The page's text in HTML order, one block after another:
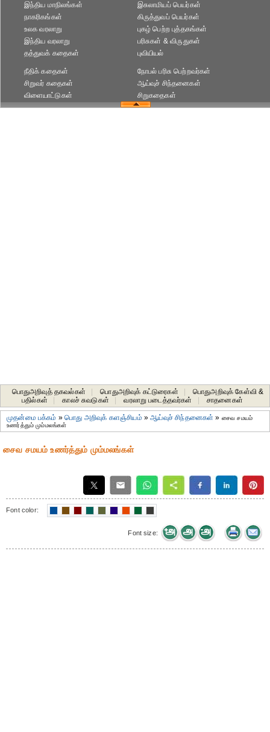
இந்திய மாநிலங்கள்
நாகரிகங்கள்
இசுலாமியப் பெயர்கள்
கிருத்துவப் பெயர்கள்
உலக வரலாறு
இந்திய வரலாறு
தத்துவக் கதைகள்
புகழ் பெற்ற புத்தகங்கள்
பரிசுகள் & விருதுகள்
புவியியல்
நீதிக் கதைகள்
சிறுவர் கதைகள்
விளையாட்டுகள்
நோபல் பரிசு‎ பெற்றவர்‎கள்
ஆய்வுச் சிந்தனைகள்
சிறுகதைகள்
பொதுஅறிவுத் தகவல்கள் பொதுஅறிவுக் கட்டுரைகள்
பொதுஅறிவுக் கேள்வி &
பதில்கள்
காலச் சுவடுகள் வரலாறு படைத்தவர்கள் சாதனைகள்‎
முதன்மை பக்கம் »பொது அறிவுக் களஞ்சியம் »ஆய்வுச் சிந்தனைகள் » சைவ சமயம்
உணர்த்தும் மும்மலங்கள்
சைவ சமயம் உணர்த்தும் மும்மலங்கள்
Font color:
Font size: